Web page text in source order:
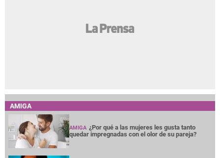
AMIGA
AMIGA ¿Por qué a las mujeres les gusta tanto
quedar impregnadas con el olor de su pareja?